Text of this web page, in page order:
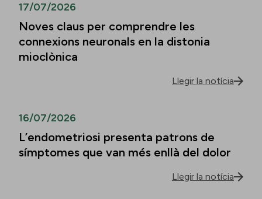
17/07/2026
Noves claus per comprendre les
connexions neuronals en la distonia
mioclònica
Llegir la notícia
16/07/2026
L’endometriosi presenta patrons de
símptomes que van més enllà del dolor
Llegir la notícia